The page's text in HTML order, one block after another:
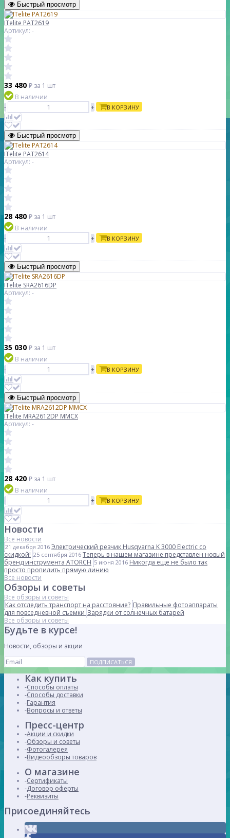
Быстрый просмотр
ITelite PAT2619
Артикул: -
33 480 ₽ за 1 шт
В наличии
-
+ В КОРЗИНУ
Быстрый просмотр
ITelite PAT2614
Артикул: -
28 480 ₽ за 1 шт
В наличии
-
+ В КОРЗИНУ
Быстрый просмотр
ITelite SRA2616DP
Артикул: -
35 030 ₽ за 1 шт
В наличии
-
+ В КОРЗИНУ
Быстрый просмотр
ITelite MRA2612DP MMCX
Артикул: -
28 420 ₽ за 1 шт
В наличии
-
+ В КОРЗИНУ
Новости
Все новости
21 декабря 2016 Электрический резчик Husqvarna K 3000 Electric со
скидкой! 25 сентября 2016 Теперь в нашем магазине представлен новый
бренд инструмента ATORCH 5 июня 2016 Никогда еще не было так
просто пропилить прямую линию
Все новости
Обзоры и советы
Все обзоры и советы
Как отследить транспорт на расстояние? Правильные фотоаппараты
для повседневной съемки Зарядки от солнечных батарей
Все обзоры и советы
Будьте в курсе!
Новости, обзоры и акции
ПОДПИСАТЬСЯ
Как купить
Способы оплаты
Способы доставки
Гарантия
Вопросы и ответы
Пресс-центр
Акции и скидки
Обзоры и советы
Фотогалерея
Видеообзоры товаров
О магазине
Сертификаты
Договор оферты
Реквизиты
Присоединяйтесь